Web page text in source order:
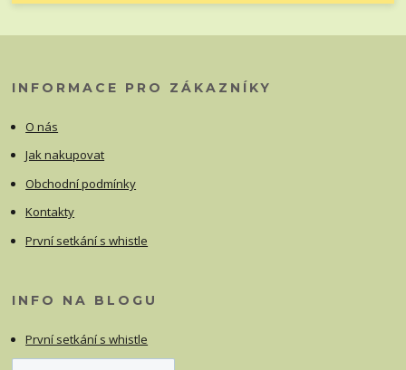
INFORMACE PRO ZÁKAZNÍKY
O nás
Jak nakupovat
Obchodní podmínky
Kontakty
První setkání s whistle
INFO NA BLOGU
První setkání s whistle